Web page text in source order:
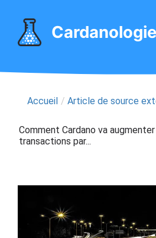
contenu
Cardanologie
Accueil / Article de source
Comment Cardano va
transactions par...